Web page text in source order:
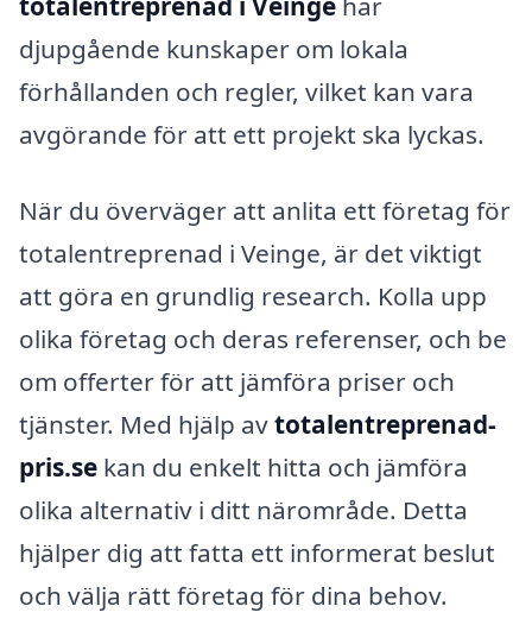
djupgående kunskaper om lokala
förhållanden och regler, vilket kan vara
avgörande för att ett projekt ska lyckas.
När du överväger att anlita ett företag för
totalentreprenad i Veinge, är det viktigt
att göra en grundlig research. Kolla upp
olika företag och deras referenser, och be
om offerter för att jämföra priser och
tjänster. Med hjälp avtotalentreprenad-
pris.se kan du enkelt hitta och jämföra
olika alternativ i ditt närområde. Detta
hjälper dig att fatta ett informerat beslut
och välja rätt företag för dina behov.